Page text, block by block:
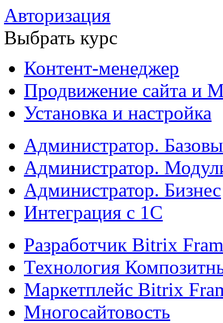
Авторизация
Выбрать курс
Контент-менеджер
Продвижение сайта и
Установка и настройка
Администратор.
Администратор.
Администратор. Бизнес
Интеграция с 1С
Разработчик Bitrix
Технология
Маркетплейс Bitrix
Многосайтовость